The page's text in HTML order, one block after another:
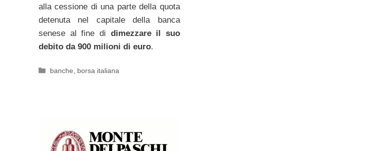
alla cessione di una parte della quota
detenuta nel capitale della banca
senese al fine di dimezzare il suo
debito da 900 milioni di euro.
Categorie
banche borsa italiana